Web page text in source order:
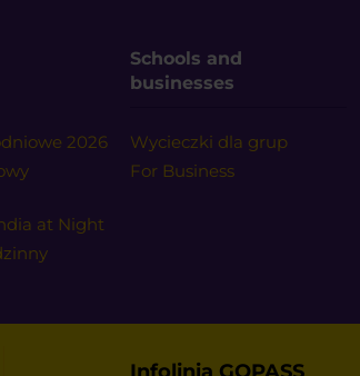
2026
at Night
Schools and
businesses
Wycieczki dla grup
For Business